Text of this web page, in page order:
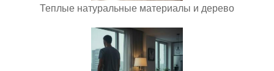
Теплые натуральные материалы и дерево